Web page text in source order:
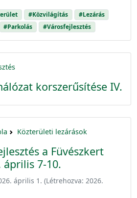
#Közvilágítás
#Lezárás
#Parkolás #Városfejlesztés
korszerűsítése IV.
Közterületi lezárások
a Füvészkert
április 7-10.
április 1. (Létrehozva: 2026.